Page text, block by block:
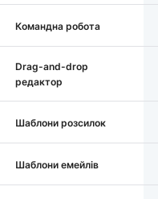
Командна робота
Drag-and-drop
редактор
Шаблони розсилок
Шаблони емейлів